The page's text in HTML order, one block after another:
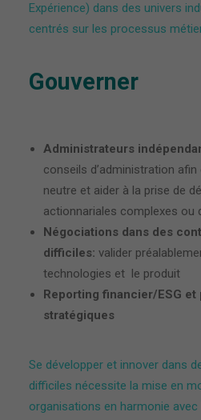
Expérience) dans des univers
centrés sur les processus
Gouverner
Administrateurs
conseils d’administration afin
neutre et aider à la prise de
actionnariales complexes ou
Négociations dans des
difficiles: valider
technologies et le produit
Reporting financier/ESG
stratégiques
Se développer et innover dans
difficiles nécessite la mise en
organisations en harmonie avec